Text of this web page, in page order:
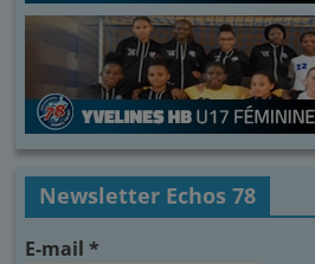
Newsletter Echos 78
E-mail*